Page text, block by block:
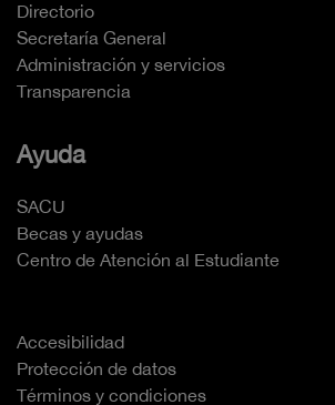
Directorio
Secretaría General
Administración y servicios
Transparencia
Ayuda
SACU
Becas y ayudas
Centro de Atención al Estudiante
Accesibilidad
Protección de datos
Términos y condiciones